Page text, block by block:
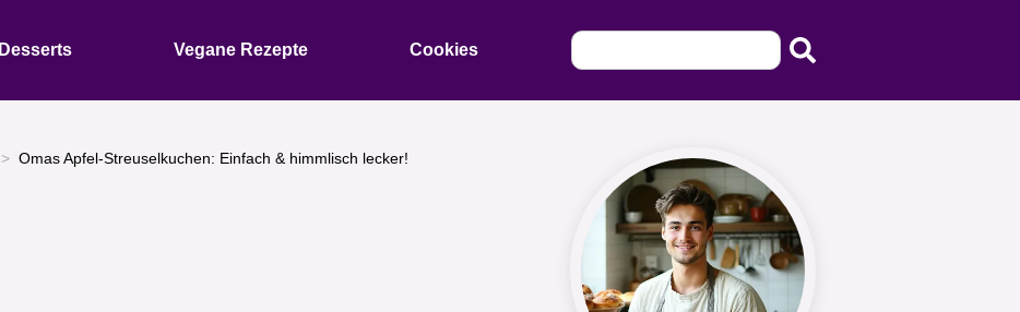
Desserts Vegane Rezepte Cookies
Omas Apfel-Streuselkuchen: Einfach & himmlisch lecker!